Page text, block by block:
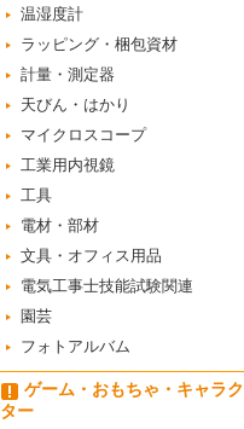
温湿度計
ラッピング・梱包資材
計量・測定器
天びん・はかり
マイクロスコープ
工業用内視鏡
工具
電材・部材
文具・オフィス用品
電気工事士技能試験関連
園芸
フォトアルバム
ゲーム・おもちゃ・キャラク
ター